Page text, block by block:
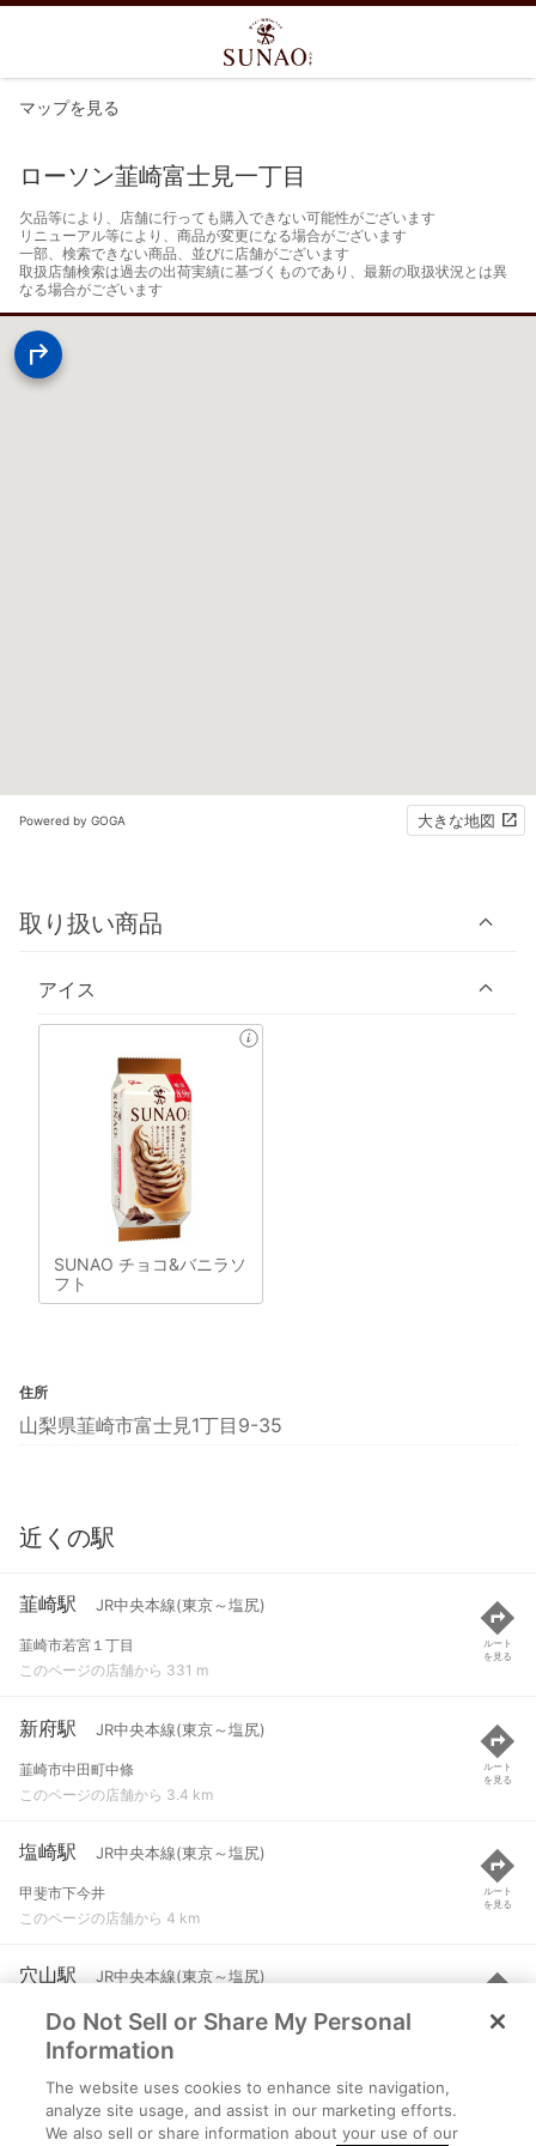
マップを見る
ローソン韮崎富士見一丁目
欠品等により、店舗に行っても購入できない可能性がございます
リニューアル等により、商品が変更になる場合がございます
一部、検索できない商品、並びに店舗がございます
取扱店舗検索は過去の出荷実績に基づくものであり、最新の取扱状況とは異
なる場合がございます
Powered by GOGA 大きな地図
取り扱い商品
アイス
SUNAO チョコ&バニラソ
フト
住所
山梨県韮崎市富士見1丁目9-35
近くの駅
韮崎駅 JR中央本線(東京～塩尻)
韮崎市若宮１丁目
このページの店舗から 331 m
ルート
を見る
新府駅 JR中央本線(東京～塩尻)
韮崎市中田町中條
このページの店舗から 3.4 km
ルート
を見る
塩崎駅 JR中央本線(東京～塩尻)
甲斐市下今井
このページの店舗から 4 km
ルート
を見る
穴山駅 JR中央本線(東京～塩尻)
韮崎市穴山町
このページの店舗から 5.8 km
ルート
を見る
竜王駅 JR中央本線(東京～塩尻)
甲斐市竜王新町
Do Not Sell or Share My Personal
Information
The website uses cookies to enhance site navigation,
analyze site usage, and assist in our marketing efforts.
We also sell or share information about your use of our